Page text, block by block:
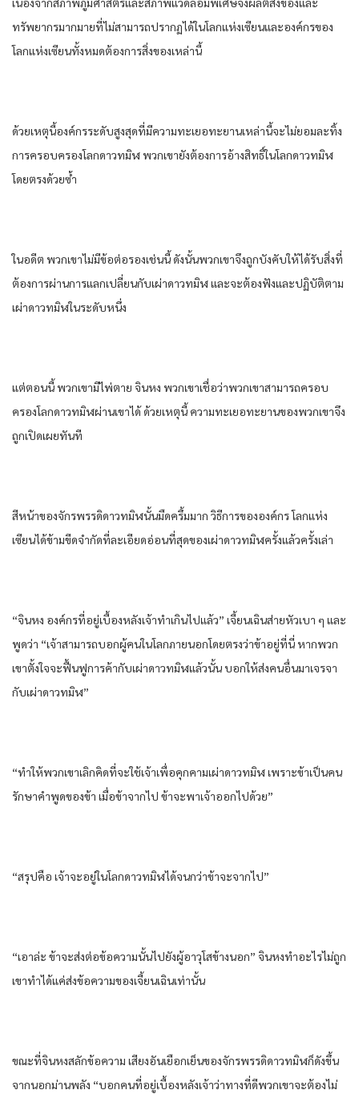
ทรัพยากร​มากมาย​ที่​ไม่สามารถ​ปรากฏ​ได้​ใน​โลก​แห่ง​เซียน​และ​องค์กร​ของ​
โลก​แห่ง​เซียน​ทั้งหมด​ต้องการ​สิ่งของ​เหล่านี้​
ด้วยเหตุนี้​องค์กร​ระดับ​สูงสุด​ที่​มีความทะเยอทะยาน​เหล่านี้​จะไม่ยอม​ละทิ้ง​
การครอบ​ครองโลก​ดาว​ทมิฬ​ พวกเขา​ยัง​ต้องการ​อ้างสิทธิ์​ใน​โลก​ดาว​ทมิฬ​
โดยตรง​ด้วยซ้ำ​
ใน​อดีต​ พวกเขา​ไม่มีข้อต่อรอง​เช่นนี้​ ดังนั้น​พวกเขา​จึงถูก​บังคับ​ให้​ได้รับ​สิ่งที่​
ต้องการ​ผ่าน​การ​แลกเปลี่ยน​กับ​เผ่า​ดาว​ทมิฬ​ และ​จะต้อง​ฟังและ​ปฏิบัติตาม​
เผ่า​ดาว​ทมิฬ​ใน​ระดับ​หนึ่ง​
แต่​ตอนนี้​ พวกเขา​มีไพ่ตาย​ จิน​หง​ พวกเขา​เชื่อ​ว่า​พวกเขา​สามารถ​ครอบ​
ครองโลก​ดาว​ทมิฬ​ผ่าน​เขา​ได้​ ด้วยเหตุนี้​ ความทะเยอทะยาน​ของ​พวกเขา​จึง
ถูก​เปิดเผย​ทันที​
สีหน้า​ของ​จักรพรรดิ​ดาว​ทมิฬ​นั้น​มืดครึ้ม​มาก​ วิธีการ​ของ​องค์กร​ โลก​แห่ง​
เซียน​ได้​ข้าม​ขีดจำกัด​ที่​ละเอียดอ่อน​ที่สุด​ของ​เผ่า​ดาว​ทมิฬ​ครั้งแล้วครั้งเล่า​
“จิน​หง​ องค์กร​ที่อยู่​เบื้องหลัง​เจ้าทำเกินไป​แล้ว​” เจี้ยนเฉิน​ส่าย​หัว​เบา​ ๆ และ​
พูดว่า​ “เจ้าสามารถ​บอก​ผู้​คนใน​โลก​ภายนอก​โดยตรง​ว่า​ข้า​อยู่​ที่นี่​ หาก​พวก
เขา​ตั้งใจ​จะฟื้นฟู​การค้า​กับ​เผ่า​ดาว​ทมิฬ​แล้ว​นั้น​ บอก​ให้​ส่งคนอื่น​มาเจรจา​
กับ​เผ่า​ดาว​ทมิฬ​”
“ทำให้​พวกเขา​เลิก​คิด​ที่จะ​ใช้เจ้าเพื่อ​คุกคาม​เผ่า​ดาว​ทมิฬ​ เพราะ​ข้า​เป็น​คน​
รักษาคำพูด​ของ​ข้า​ เมื่อ​ข้า​จากไป​ ข้า​จะพา​เจ้าออก​ไปด้วย​”
“สรุป​คือ​ เจ้าจะอยู่​ใน​โลก​ดาว​ทมิฬ​ได้​จนกว่า​ข้า​จะจากไป​”
“เอาล่ะ​ ข้า​จะส่งต่อ​ข้อความ​นั้น​ไปยัง​ผู้อาวุโส​ข้างนอก​” จิน​หง​ทำ​อะไร​ไม่ถูก​
เขา​ทำได้​แค่​ส่งข้อความ​ของ​เจี้ยนเฉิน​เท่านั้น​
ขณะที่​จิน​หง​สลัก​ข้อความ​ เสียง​อัน​เยือกเย็น​ของ​จักรพรรดิ​ดาว​ทมิฬ​ก็​ดัง​ขึ้น​
จาก​นอก​ม่าน​พลัง​ “บอก​คน​ที่อยู่​เบื้องหลัง​เจ้าว่า​ทาง​ที่​ดี​พวกเขา​จะต้อง​ไม่